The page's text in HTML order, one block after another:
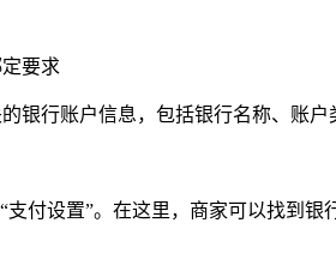
银行账户信息，包括银行名称、账户
付设置”。在这里，商家可以找到银